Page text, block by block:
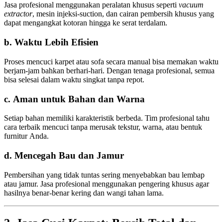
Jasa profesional menggunakan peralatan khusus seperti vacuum
extractor, mesin injeksi-suction, dan cairan pembersih khusus yang
dapat mengangkat kotoran hingga ke serat terdalam.
b. Waktu Lebih Efisien
Proses mencuci karpet atau sofa secara manual bisa memakan waktu
berjam-jam bahkan berhari-hari. Dengan tenaga profesional, semua
bisa selesai dalam waktu singkat tanpa repot.
c. Aman untuk Bahan dan Warna
Setiap bahan memiliki karakteristik berbeda. Tim profesional tahu
cara terbaik mencuci tanpa merusak tekstur, warna, atau bentuk
furnitur Anda.
d. Mencegah Bau dan Jamur
Pembersihan yang tidak tuntas sering menyebabkan bau lembap
atau jamur. Jasa profesional menggunakan pengering khusus agar
hasilnya benar-benar kering dan wangi tahan lama.